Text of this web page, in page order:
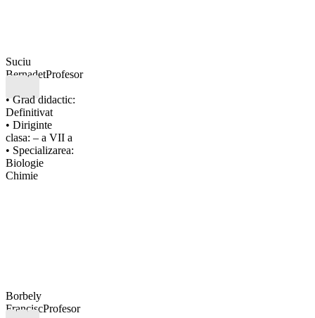
Suciu
BernadetProfesor
• Grad didactic:
Definitivat
• Diriginte
clasa: – a VII a
• Specializarea:
Biologie
Chimie
Borbely
FranciscProfesor